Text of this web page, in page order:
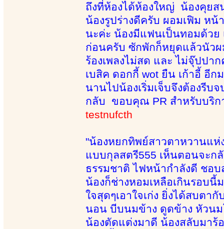
ถึงที่ห้องได้ห้องใหญ่ น้องคุย
น้องรูปร่างดีครับ ผอมเฟิม ห
นะค่ะ น้องมีแฟนเป็นทอมด้วย
ก่อนครับ ซักพักก็หยุดแล้วนัวผ
ร้องเพลงไม่สด และ ไม่จุ๊ปปา
เบสิค ดอกกี้ wot ยืน เก้าอี้ อี
นานไปน้องเริ่มเจ็บจึงต้องรี
กลับ ขอบคุณ PR สำหรับบริก
testnufcth
"น้องหยกทิพย์สาวตาหวานแห่
แบบกุลสตรี555 เห็นตอนจะก
ธรรมชาติ ไฟหน้ากำลังดี ชอ
น้องก็ช่างหอมเหลือเกินรอบ
ใจสุดๆเอาใจเก่ง ยิ่งได้สบตา
นอน บีบนมข้าง ดูดข้าง หัวนม
น้องตัดแต่งมาดี น้องสลับมาร้